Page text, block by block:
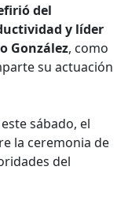
del
y líder
González, como
su actuación
sábado, el
la ceremonia de
del